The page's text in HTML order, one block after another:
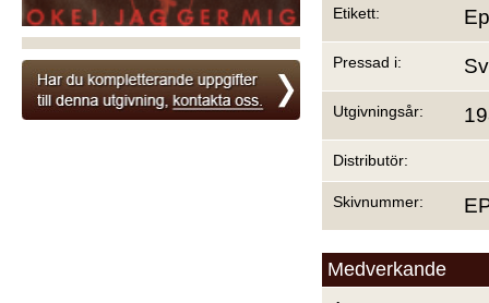
Etikett:
Pressad i:
Utgivningsår:
Distributör:
Skivnummer:
Medverkande